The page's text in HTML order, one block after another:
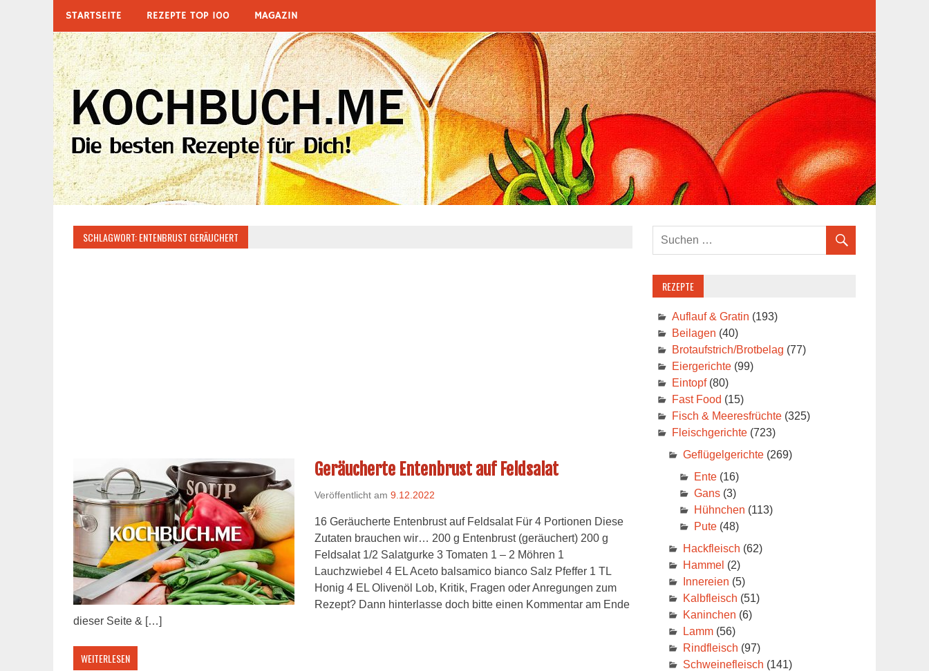
springen
STARTSEITE REZEPTE TOP 100 MAGAZIN
SCHLAGWORT:ENTENBRUST GERÄUCHERT
Geräucherte Entenbrust auf Feldsalat
Veröffentlicht am 9.12.2022
16 Geräucherte Entenbrust auf Feldsalat Für 4 Portionen Diese
Zutaten brauchen wir… 200 g Entenbrust (geräuchert) 200 g
Feldsalat 1/2 Salatgurke 3 Tomaten 1 – 2 Möhren 1
Lauchzwiebel 4 EL Aceto balsamico bianco Salz Pfeffer 1 TL
Honig 4 EL Olivenöl Lob, Kritik, Fragen oder Anregungen zum
Rezept? Dann hinterlasse doch bitte einen Kommentar am Ende
dieser Seite & […]
WEITERLESEN
REZEPTE
Auflauf & Gratin (193)
Beilagen (40)
Brotaufstrich/Brotbelag (77)
Eiergerichte(99)
Eintopf(80)
Fast Food (15)
Fisch & Meeresfrüchte(325)
Fleischgerichte(723)
Geflügelgerichte(269)
Ente(16)
Gans(3)
Hühnchen (113)
Pute(48)
Hackfleisch (62)
Hammel (2)
Innereien (5)
Kalbfleisch (51)
Kaninchen (6)
Lamm(56)
Rindfleisch (97)
Schweinefleisch (141)